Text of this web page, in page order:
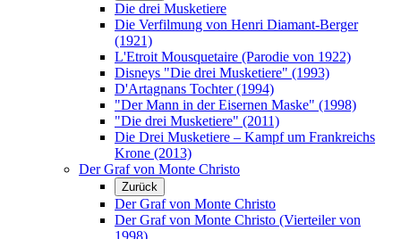
Die drei Musketiere
Die Verfilmung von Henri Diamant-Berger
(1921)
L'Etroit Mousquetaire (Parodie von 1922)
Disneys "Die drei Musketiere" (1993)
D'Artagnans Tochter (1994)
"Der Mann in der Eisernen Maske" (1998)
"Die drei Musketiere" (2011)
Die Drei Musketiere – Kampf um Frankreichs
Krone (2013)
Der Graf von Monte Christo
Zurück
Der Graf von Monte Christo
Der Graf von Monte Christo (Vierteiler von
1998)